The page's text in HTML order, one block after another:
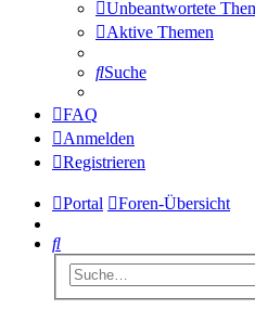
Unbeantwortete
Aktive Themen
Suche
FAQ
Anmelden
Registrieren
Portal Foren-Übersicht
Suche